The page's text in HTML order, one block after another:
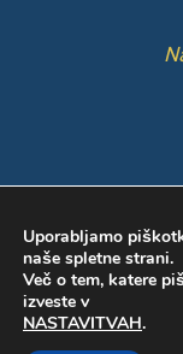
Uporabljamo
naše spletne strani.
Več o tem, katere
izveste v
NASTAVITVAH.